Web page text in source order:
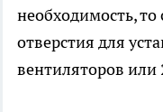
необходимость,
отверстия для
вентиляторов